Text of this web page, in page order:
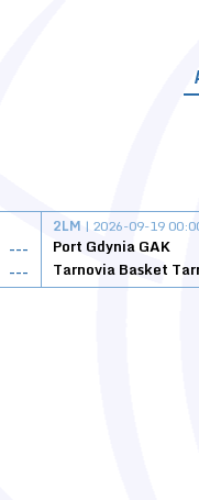
---
---
2LM | 2026-09-19
Port Gdynia GAK